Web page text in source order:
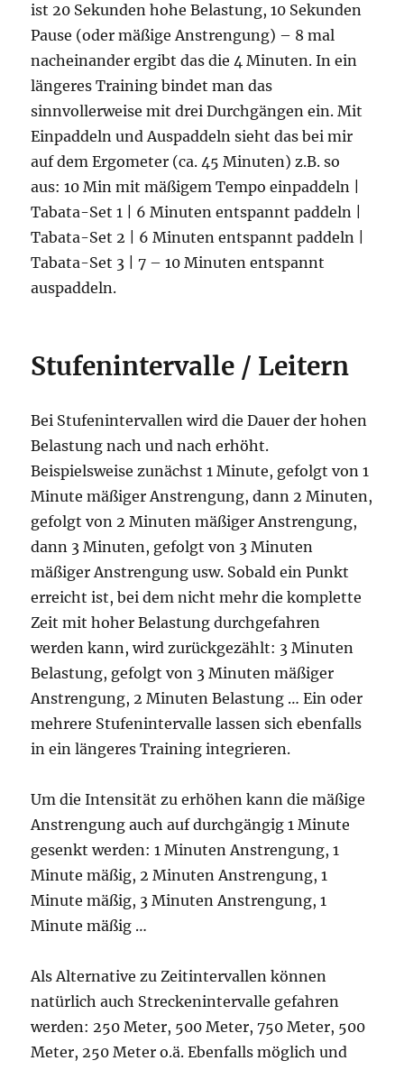
ist 20 Sekunden hohe Belastung, 10 Sekunden
Pause (oder mäßige Anstrengung) – 8 mal
nacheinander ergibt das die 4 Minuten. In ein
längeres Training bindet man das
sinnvollerweise mit drei Durchgängen ein. Mit
Einpaddeln und Auspaddeln sieht das bei mir
auf dem Ergometer (ca. 45 Minuten) z.B. so
aus: 10 Min mit mäßigem Tempo einpaddeln |
Tabata-Set 1 | 6 Minuten entspannt paddeln |
Tabata-Set 2 | 6 Minuten entspannt paddeln |
Tabata-Set 3 | 7 – 10 Minuten entspannt
auspaddeln.
Stufenintervalle / Leitern
Bei Stufenintervallen wird die Dauer der hohen
Belastung nach und nach erhöht.
Beispielsweise zunächst 1 Minute, gefolgt von 1
Minute mäßiger Anstrengung, dann 2 Minuten,
gefolgt von 2 Minuten mäßiger Anstrengung,
dann 3 Minuten, gefolgt von 3 Minuten
mäßiger Anstrengung usw. Sobald ein Punkt
erreicht ist, bei dem nicht mehr die komplette
Zeit mit hoher Belastung durchgefahren
werden kann, wird zurückgezählt: 3 Minuten
Belastung, gefolgt von 3 Minuten mäßiger
Anstrengung, 2 Minuten Belastung … Ein oder
mehrere Stufenintervalle lassen sich ebenfalls
in ein längeres Training integrieren.
Um die Intensität zu erhöhen kann die mäßige
Anstrengung auch auf durchgängig 1 Minute
gesenkt werden: 1 Minuten Anstrengung, 1
Minute mäßig, 2 Minuten Anstrengung, 1
Minute mäßig, 3 Minuten Anstrengung, 1
Minute mäßig …
Als Alternative zu Zeitintervallen können
natürlich auch Streckenintervalle gefahren
werden: 250 Meter, 500 Meter, 750 Meter, 500
Meter, 250 Meter o.ä. Ebenfalls möglich und